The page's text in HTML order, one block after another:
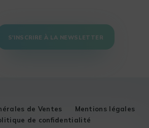
S'INSCRIRE À LA NEWSLETTER
de Ventes
Mentions légales
de confidentialité